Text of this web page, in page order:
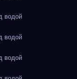
водой
водой
водой